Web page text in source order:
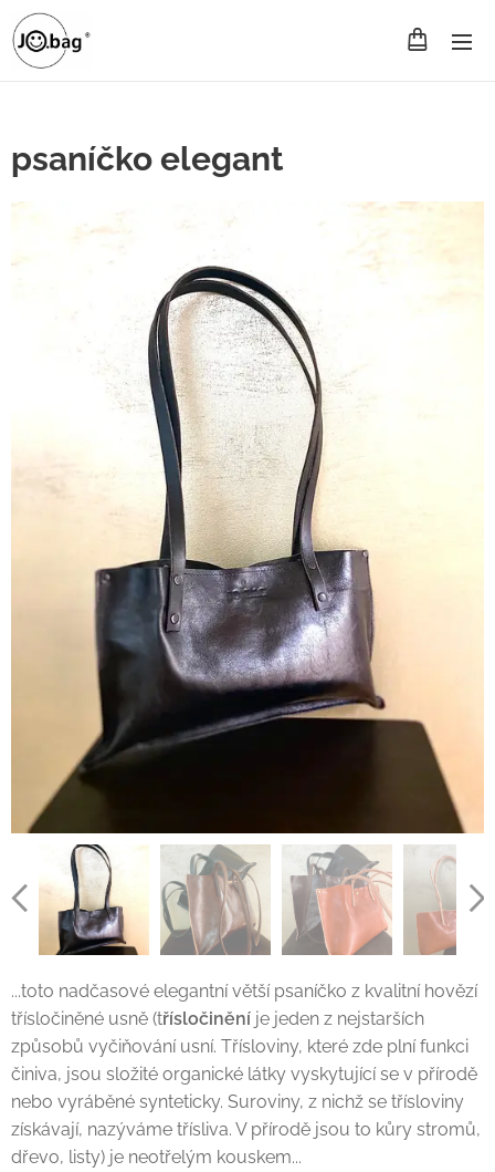
psaníčko elegant
...toto nadčasové elegantní větší psaníčko z kvalitní hovězí
třísločiněné usně (třísločinění je jeden z nejstarších
způsobů vyčiňování usní. Třísloviny, které zde plní funkci
činiva, jsou složité organické látky vyskytující se v přírodě
nebo vyráběné synteticky. Suroviny, z nichž se třísloviny
získávají, nazýváme třísliva. V přírodě jsou to kůry stromů,
dřevo, listy) je neotřelým kouskem...